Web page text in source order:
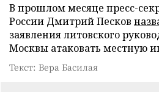
В прошлом месяце пресс-
России Дмитрий Песков
заявления литовского
Москвы атаковать местную
Текст: Вера Басилая